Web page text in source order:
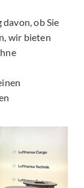
ob Sie
wir bieten